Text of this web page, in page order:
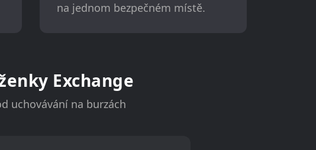
na jednom bezpečném místě.
Exchange
uchovávání na burzách